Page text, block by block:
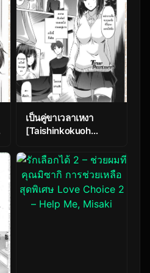
เป็นคู่ขาเวลาเหงา
[Taishinkokuoh
(Anata o Yogarasete
Ageru)